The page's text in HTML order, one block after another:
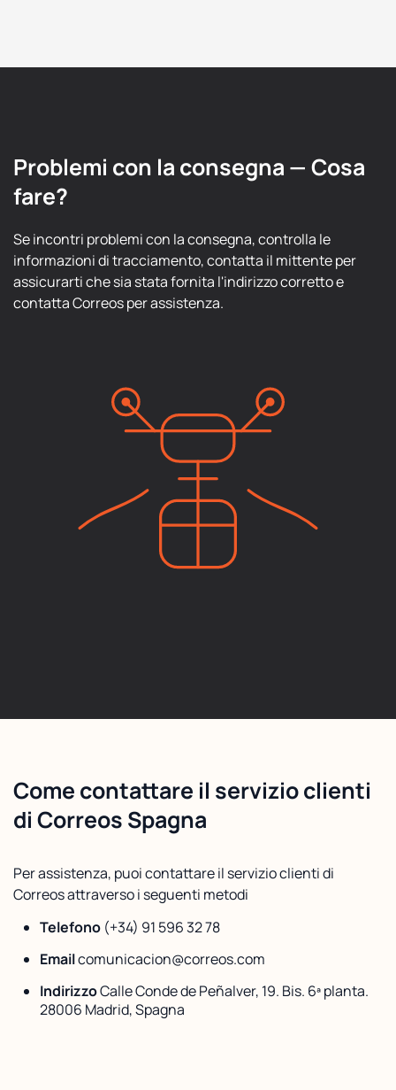
Problemi con la consegna — Cosa
fare?
Se incontri problemi con la consegna, controlla le
informazioni di tracciamento, contatta il mittente per
assicurarti che sia stata fornita l'indirizzo corretto e
contatta Correos per assistenza.
Come contattare il servizio clienti
di Correos Spagna
Per assistenza, puoi contattare il servizio clienti di
Correos attraverso i seguenti metodi
Telefono (+34) 91 596 32 78
Emailcomunicacion@correos.com
IndirizzoCalle Conde de Peñalver, 19. Bis. 6ª planta.
28006 Madrid, Spagna